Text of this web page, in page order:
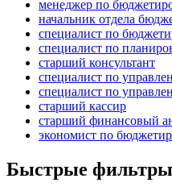
менеджер по
начальник отдела
специалист по
специалист по
старший консультант
специалист по
специалист по
старший кассир
старший финансовый
экономист по
Быстрые фильтры